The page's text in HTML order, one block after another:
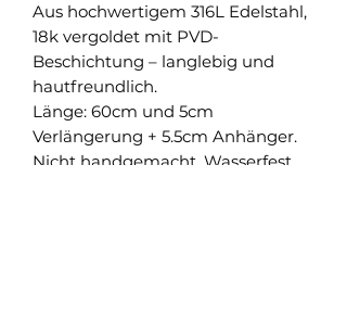
Aus hochwertigem 316L Edelstahl,
18k vergoldet mit PVD-
Beschichtung – langlebig und
hautfreundlich.
Länge: 60cm und 5cm
Verlängerung + 5.5cm Anhänger.
Nicht handgemacht. Wasserfest,